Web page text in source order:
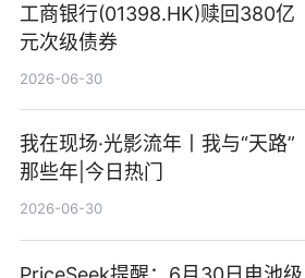
工商银行(01398.HK)赎回380亿
元次级债券
2026-06-30
我在现场·光影流年丨我与“天路”
那些年|今日热门
2026-06-30